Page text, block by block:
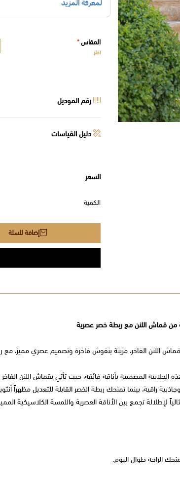
المقاس*
اختر
رقم الموديل
دليل القياسات
السعر
الكمية
إضافة للسلة
من قماش اللنن مع ربطة خصر عصرية
اللنن الفاخر، مزينة بنقوش فاخرة وتصميم عصري مميز، مع
الجلابية المصممة بأناقة فائقة، حيث تأتي بقماش اللنن
راقية، بينما تمنحك ربطة الخصر القابلة للتعديل مظهراً
لإطلالة تجمع بين الأناقة العصرية واللمسة الكلاسيكية
الراحة طوال اليوم.